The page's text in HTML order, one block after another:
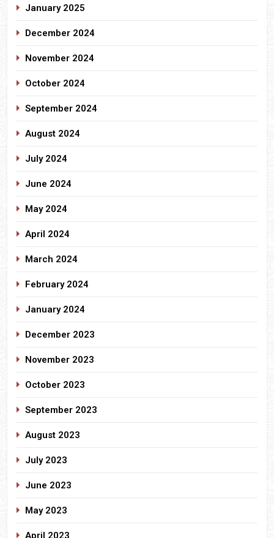
January 2025
December 2024
November 2024
October 2024
September 2024
August 2024
July 2024
June 2024
May 2024
April 2024
March 2024
February 2024
January 2024
December 2023
November 2023
October 2023
September 2023
August 2023
July 2023
June 2023
May 2023
April 2023